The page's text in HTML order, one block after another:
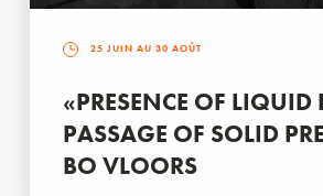
25 JUIN AU 30 AOÛT
«PRESENCE OF LIQUID
PASSAGE OF SOLID
BO VLOORS